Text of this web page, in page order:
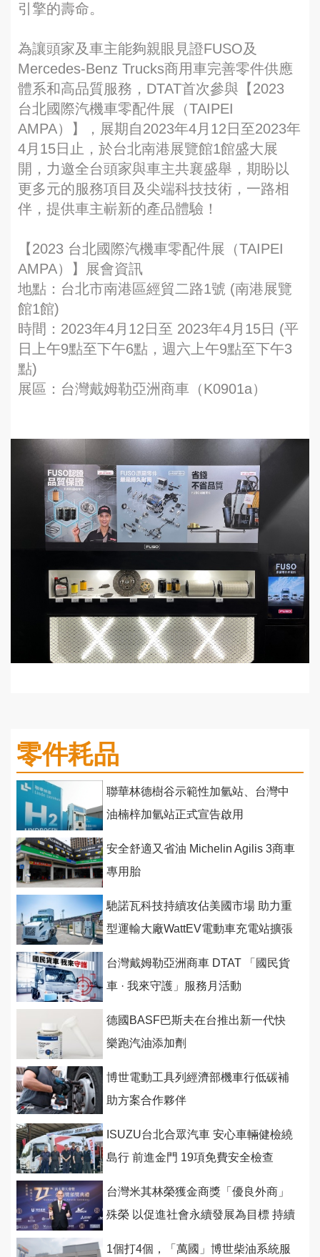
引擎的壽命。
為讓頭家及車主能夠親眼見證FUSO及
Mercedes‑Benz Trucks商用車完善零件供應
體系和高品質服務，DTAT首次參與【2023
台北國際汽機車零配件展（TAIPEI
AMPA）】，展期自2023年4月12日至2023年
4月15日止，於台北南港展覽館1館盛大展
開，力邀全台頭家與車主共襄盛舉，期盼以
更多元的服務項目及尖端科技技術，一路相
伴，提供車主嶄新的產品體驗！
【2023 台北國際汽機車零配件展（TAIPEI
AMPA）】展會資訊
地點：台北市南港區經貿二路1號 (南港展覽
館1館)
時間：2023年4月12日至 2023年4月15日 (平
日上午9點至下午6點，週六上午9點至下午3
點)
展區：台灣戴姆勒亞洲商車（K0901a）
零件耗品
聯華林德樹谷示範性加氫站、台灣中
油楠梓加氫站正式宣告啟用
安全舒適又省油 Michelin Agilis 3商車
專用胎
馳諾瓦科技持續攻佔美國市場 助力重
型運輸大廠WattEV電動車充電站擴張
台灣戴姆勒亞洲商車 DTAT 「國民貨
車 · 我來守護」服務月活動
德國BASF巴斯夫在台推出新一代快
樂跑汽油添加劑
博世電動工具列經濟部機車行低碳補
助方案合作夥伴
ISUZU台北合眾汽車 安心車輛健檢繞
島行 前進金門 19項免費安全檢查
台灣米其林榮獲金商獎「優良外商」
殊榮 以促進社會永續發展為目標 持續
1個打4個，「萬國」博世柴油系統服